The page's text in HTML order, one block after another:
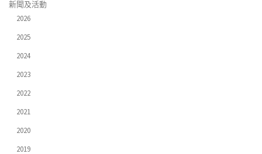
新聞及活動
2026
2025
2024
2023
2022
2021
2020
2019